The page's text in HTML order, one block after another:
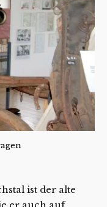
ist der alte